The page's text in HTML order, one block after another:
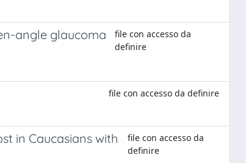
angle glaucoma
file con accesso da
definire
file con accesso da definire
in Caucasians with
file con accesso da
definire